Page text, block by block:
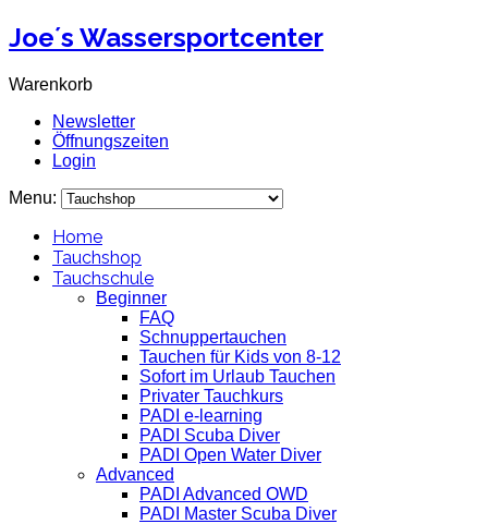
Joe´s Wassersportcenter
Warenkorb
Newsletter
Öffnungszeiten
Login
Menu:
Home
Tauchshop
Tauchschule
Beginner
FAQ
Schnuppertauchen
Tauchen für Kids von 8-12
Sofort im Urlaub Tauchen
Privater Tauchkurs
PADI e-learning
PADI Scuba Diver
PADI Open Water Diver
Advanced
PADI Advanced OWD
PADI Master Scuba Diver